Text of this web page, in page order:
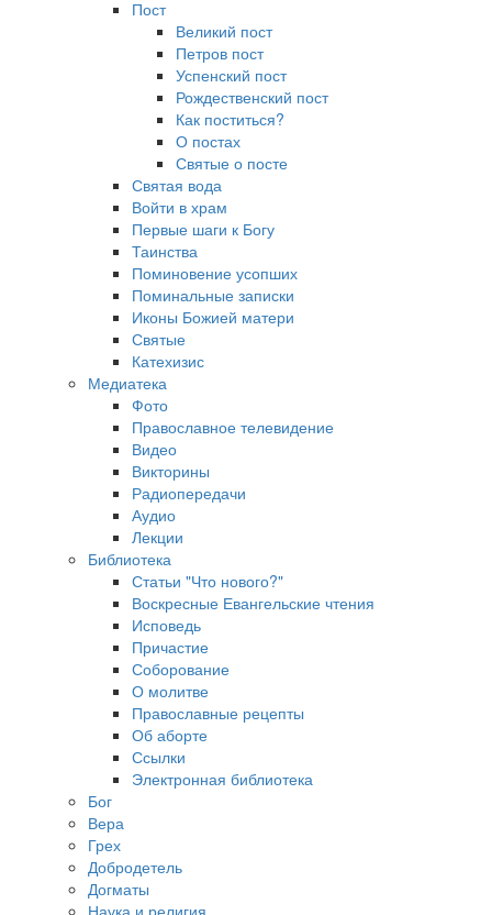
Пост
Великий пост
Петров пост
Успенский пост
Рождественский пост
Как поститься?
О постах
Святые о посте
Святая вода
Войти в храм
Первые шаги к Богу
Таинства
Поминовение усопших
Поминальные записки
Иконы Божией матери
Святые
Катехизис
Медиатека
Фото
Православное телевидение
Видео
Викторины
Радиопередачи
Аудио
Лекции
Библиотека
Статьи "Что нового?"
Воскресные Евангельские чтения
Исповедь
Причастие
Соборование
О молитве
Православные рецепты
Об аборте
Ссылки
Электронная библиотека
Бог
Вера
Грех
Добродетель
Догматы
Наука и религия